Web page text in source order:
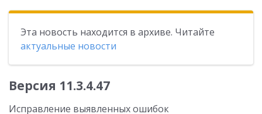
Эта новость находится в архиве. Читайте
актуальные новости
Версия 11.3.4.47
Исправление выявленных ошибок